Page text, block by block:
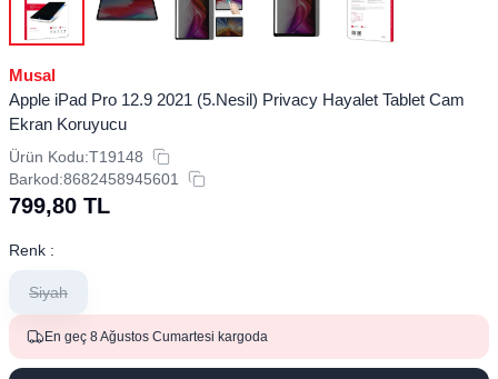
Musal
Apple iPad Pro 12.9 2021 (5.Nesil) Privacy Hayalet Tablet Cam
Ekran Koruyucu
Ürün Kodu:T19148
Barkod:8682458945601
799,80 TL
Renk :
Siyah
En geç 8 Ağustos Cumartesi kargoda